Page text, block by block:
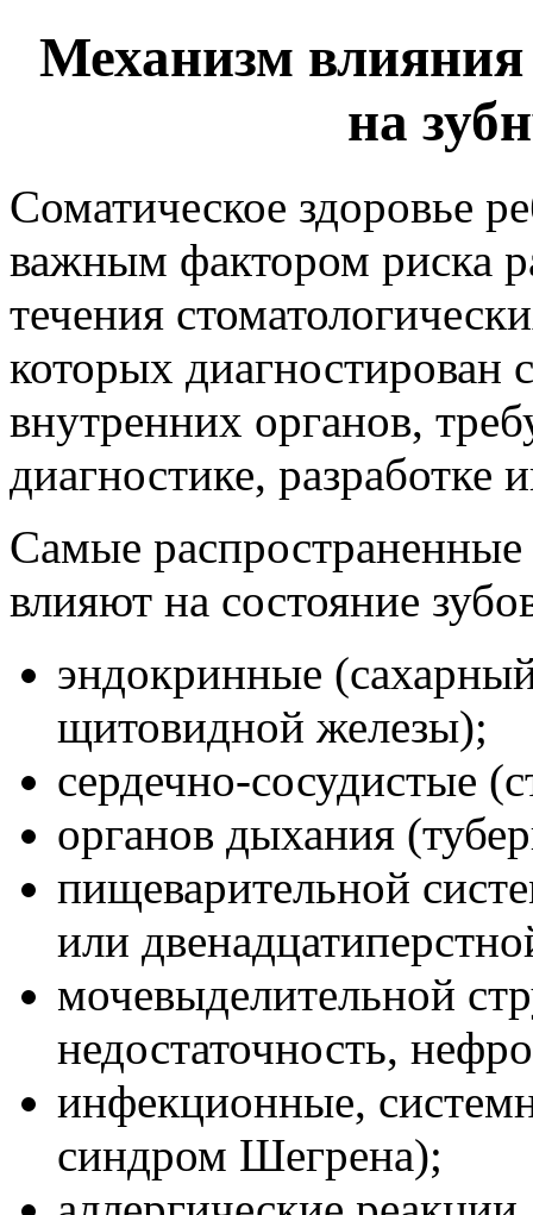
Механизм влияния
на
Соматическое здоровье
важным фактором риска
течения
которых диагностирован
внутренних органов,
диагностике,
Самые распространенные
влияют на состояние
эндокринные
щитовидной железы);
сердечно-сосудистые
органов дыхания
пищеварительной
или
мочевыделительной
недостаточность,
инфекционные,
синдром Шегрена);